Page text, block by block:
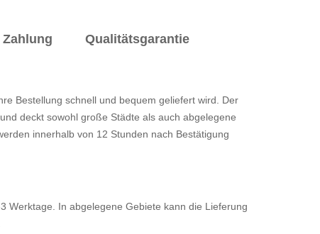
Zahlung Qualitätsgarantie
Bestellung schnell und bequem geliefert wird. Der
deckt sowohl große Städte als auch abgelegene
innerhalb von 12 Stunden nach Bestätigung
Werktage. In abgelegene Gebiete kann die Lieferung